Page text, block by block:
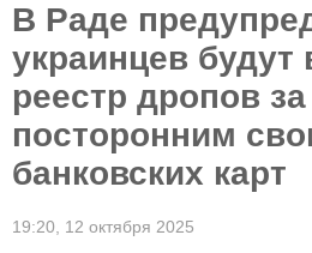
В Раде
украинцев будут
реестр дропов
посторонним
банковских карт
19:20, 12 октября 2025